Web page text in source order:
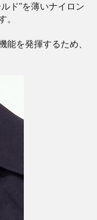
ド"を薄いナイロン
。
能を発揮するため、